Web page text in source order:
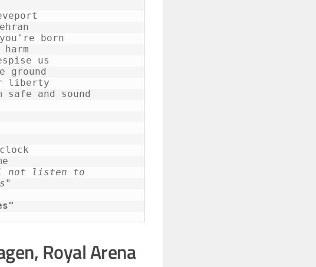
born
us
ground
liberty
and sound
not listen to
Royal Arena